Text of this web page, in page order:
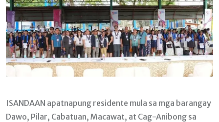
ISANDAAN apatnapung residente mula sa mga barangay
Dawo, Pilar, Cabatuan, Macawat, at Cag-Anibong sa